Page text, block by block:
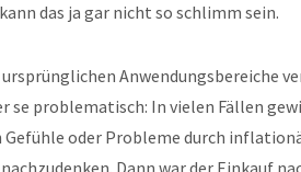
das ja gar nicht so schlimm sein.
Anwendungsbereiche
se problematisch: In vielen Fällen
Gefühle oder Probleme durch
Dann war der Einkauf